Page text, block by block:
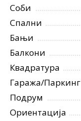
Соби
Спални
Бањи
Балкони
Квадратура
Гаража/Паркинг
Подрум
Ориентација